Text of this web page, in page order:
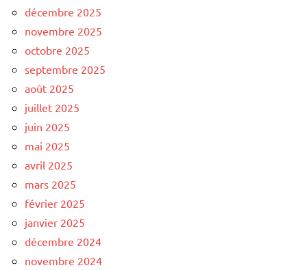
décembre 2025
novembre 2025
octobre 2025
septembre 2025
août 2025
juillet 2025
juin 2025
mai 2025
avril 2025
mars 2025
février 2025
janvier 2025
décembre 2024
novembre 2024